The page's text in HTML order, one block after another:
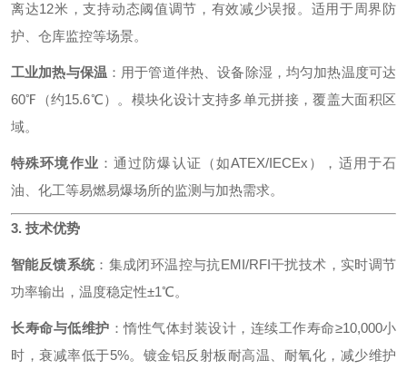
离达12米，支持动态阈值调节，有效减少误报。适用于周界防
护、仓库监控等场景。
工业加热与保温 ：用于管道伴热、设备除湿，均匀加热温度可达
60℉（约15.6℃）。模块化设计支持多单元拼接，覆盖大面积区
域。
特殊环境作业 ：通过防爆认证（如ATEX/IECEx），适用于石
油、化工等易燃易爆场所的监测与加热需求。
3. 技术优势
智能反馈系统：集成闭环温控与抗EMI/RFI干扰技术，实时调节
功率输出，温度稳定性±1℃。
长寿命与低维护 ：惰性气体封装设计，连续工作寿命≥10,000小
时，衰减率低于5%。镀金铝反射板耐高温、耐氧化，减少维护